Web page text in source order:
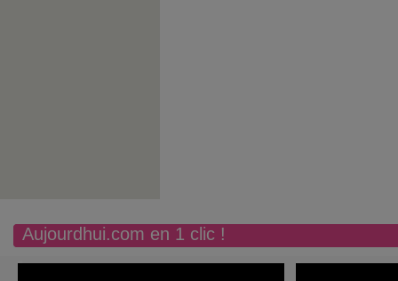
Aujourdhui.com en 1 clic !